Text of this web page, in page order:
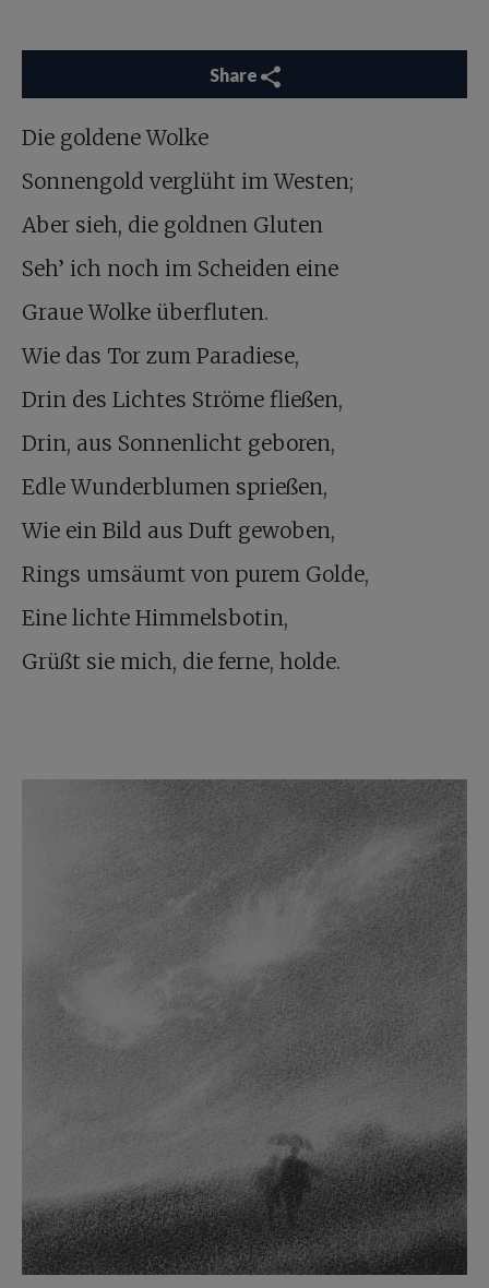
Share
Die goldene Wolke
Sonnengold verglüht im Westen;
Aber sieh, die goldnen Gluten
Seh’ ich noch im Scheiden eine
Graue Wolke überfluten.
Wie das Tor zum Paradiese,
Drin des Lichtes Ströme fließen,
Drin, aus Sonnenlicht geboren,
Edle Wunderblumen sprießen,
Wie ein Bild aus Duft gewoben,
Rings umsäumt von purem Golde,
Eine lichte Himmelsbotin,
Grüßt sie mich, die ferne, holde.